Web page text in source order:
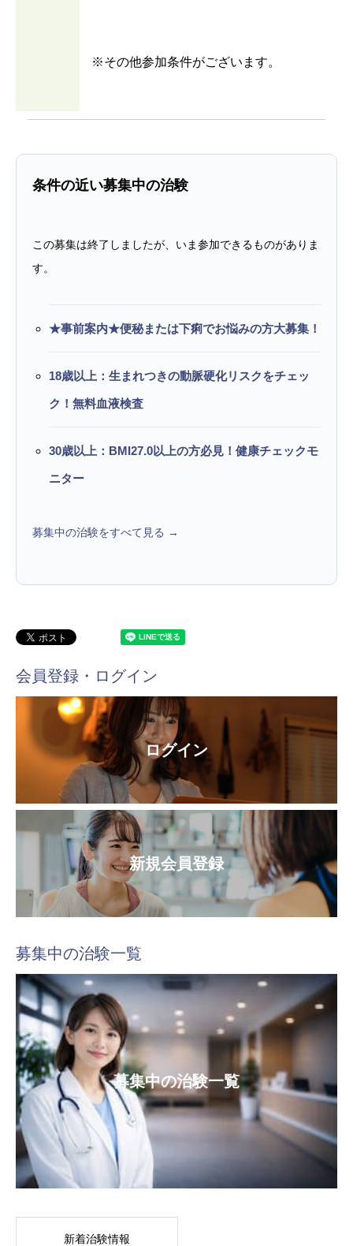
※その他参加条件がございます。
条件の近い募集中の治験
この募集は終了しましたが、いま参加できるものがありま
す。
★事前案内★便秘または下痢でお悩みの方大募集！
18歳以上：生まれつきの動脈硬化リスクをチェッ
ク！無料血液検査
30歳以上：BMI27.0以上の方必見！健康チェックモ
ニター
募集中の治験をすべて見る →
会員登録・ログイン
ログイン
新規会員登録
募集中の治験一覧
募集中の治験一覧
新着治験情報